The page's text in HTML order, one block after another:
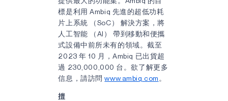
標是利用 Ambiq 先進的超低功耗
片上系統 （SoC） 解決方案，將
人工智能 （AI） 帶到移動和便攜
式設備中前所未有的領域。截至
2023 年 10 月，Ambiq 已出貨超
過 230,000,000 台。欲了解更多
信息，請訪問www.ambiq.com 。
㨟